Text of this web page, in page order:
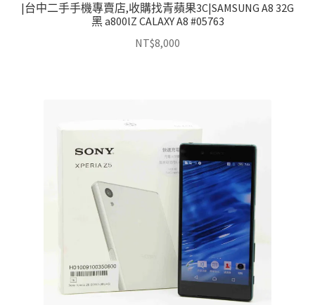
|台中二手手機專賣店,收購找青蘋果3C|SAMSUNG A8 32G
黑 a800lZ CALAXY A8 #05763
NT$8,000